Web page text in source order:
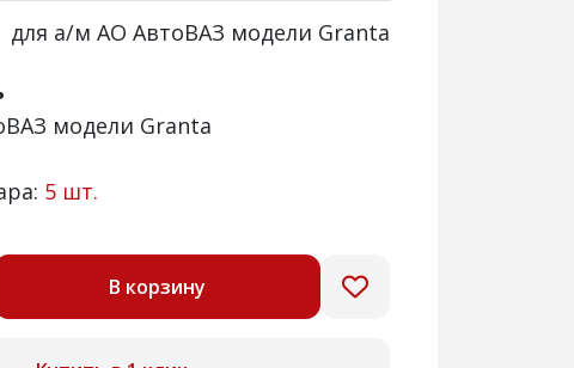
для а/м АО АвтоВАЗ модели Granta
модели Granta
5 шт.
В корзину